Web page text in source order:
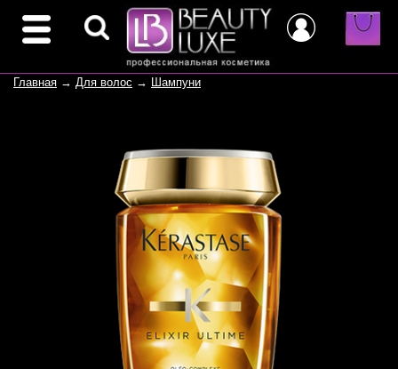
Главная → Для волос → Шампуни